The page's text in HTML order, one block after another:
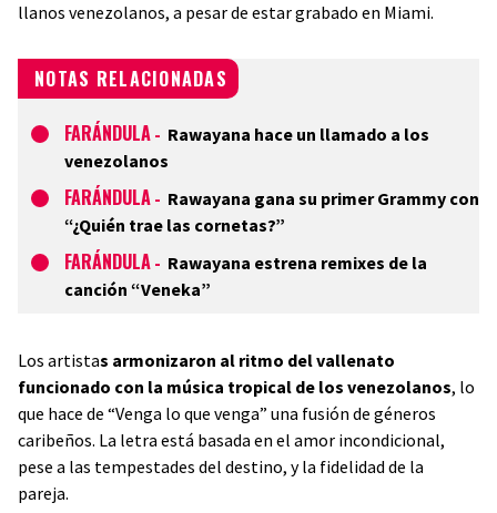
llanos venezolanos, a pesar de estar grabado en Miami.
NOTAS RELACIONADAS
FARÁNDULA - Rawayana hace un llamado a los
venezolanos
FARÁNDULA - Rawayana gana su primer Grammy con
“¿Quién trae las cornetas?”
FARÁNDULA - Rawayana estrena remixes de la
canción “Veneka”
Los artistas armonizaron al ritmo del vallenato
funcionado con la música tropical de los venezolanos, lo
que hace de “Venga lo que venga” una fusión de géneros
caribeños. La letra está basada en el amor incondicional,
pese a las tempestades del destino, y la fidelidad de la
pareja.